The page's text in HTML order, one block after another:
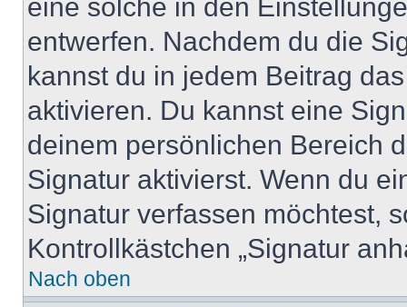
eine solche in den
entwerfen. Nachdem du die
kannst du in jedem Beitrag
aktivieren. Du kannst eine
deinem persönlichen Bereich
Signatur aktivierst. Wenn du
Signatur verfassen möchtest,
Kontrollkästchen „Signatur
Nach oben